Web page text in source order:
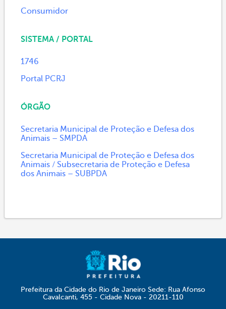
Consumidor
SISTEMA / PORTAL
1746
Portal PCRJ
ÓRGÃO
Secretaria Municipal de Proteção e Defesa dos
Animais – SMPDA
Secretaria Municipal de Proteção e Defesa dos
Animais / Subsecretaria de Proteção e Defesa
dos Animais – SUBPDA
Prefeitura da Cidade do Rio de Janeiro Sede: Rua Afonso
Cavalcanti, 455 - Cidade Nova - 20211-110